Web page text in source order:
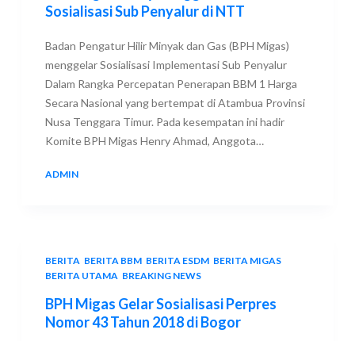
Sosialisasi Sub Penyalur di NTT
Badan Pengatur Hilir Minyak dan Gas (BPH Migas)
menggelar Sosialisasi Implementasi Sub Penyalur
Dalam Rangka Percepatan Penerapan BBM 1 Harga
Secara Nasional yang bertempat di Atambua Provinsi
Nusa Tenggara Timur. Pada kesempatan ini hadir
Komite BPH Migas Henry Ahmad, Anggota…
ADMIN
BERITA BERITA BBM, BERITA ESDM, BERITA MIGAS,
BERITA UTAMA BREAKING NEWS
BPH Migas Gelar Sosialisasi Perpres
Nomor 43 Tahun 2018 di Bogor